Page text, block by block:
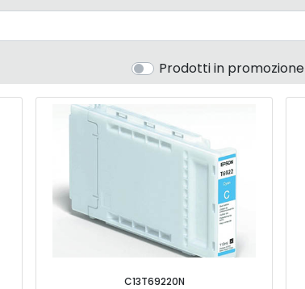
Prodotti in promozione
C13T69220N